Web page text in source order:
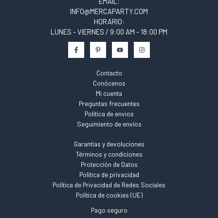
INFO@MERCAPARTY.COM
HORARIO:
LUNES - VIERNES / 9:00 AM - 18:00 PM
Contacto
Conócenos
Mi cuenta
Preguntas frecuentes
Política de envios
Seguimiento de envíos
Garantías y devoluciones
Términos y condiciones
Protección de Datos
Política de privacidad
Política de Privacidad de Redes Sociales
Política de cookies (UE)
Pago seguro